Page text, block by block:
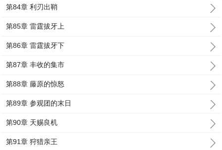
第84章 利刃出鞘
第85章 雷霆拔牙上
第86章 雷霆拔牙下
第87章 丰收的集市
第88章 藤原的惊怒
第89章 参观团的末日
第90章 天赐良机
第91章 狩猎亲王